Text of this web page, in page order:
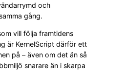
och
gång.
vill följa framtidens
är KernelScript därför ett
på – även om det än så
snarare än i skarpa